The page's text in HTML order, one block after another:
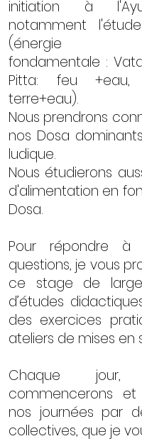
initiation à
notamment
(énergie
fondamentale :
Pitta: feu +eau,
terre+eau).
Nous prendrons
nos Dosa
ludique.
Nous étudierons
d'alimentation en
Dosa.
Pour répondre à
questions, je vous
ce stage de
d’études
des exercices
ateliers de mises en
Chaque
commencerons et
nos journées par
collectives, que je